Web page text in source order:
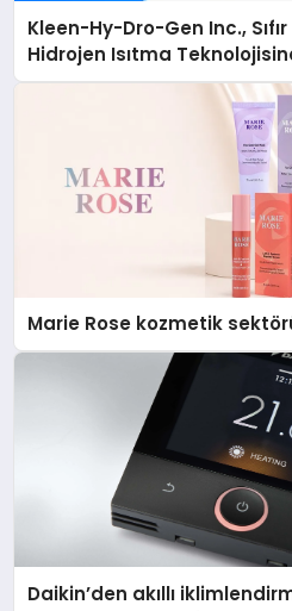
Kleen-Hy-Dro-Gen Inc.,
Hidrojen Isıtma
Düzenleyici Onaylarını Aldı
Marie Rose kozmetik
Daikin’den akıllı